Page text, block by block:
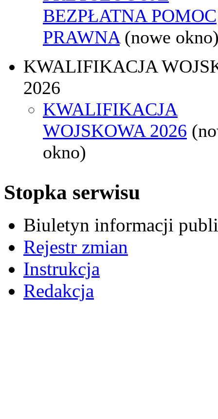
BEZPŁATNA POMOC
PRAWNA (nowe
KWALIFIKACJA
2026
KWALIFIKACJA
WOJSKOWA 2026
okno)
Stopka serwisu
Biuletyn informacji
Rejestr zmian
Instrukcja
Redakcja